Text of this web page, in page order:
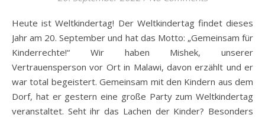
Heute ist Weltkindertag! Der Weltkindertag findet dieses
Jahr am 20. September und hat das Motto: „Gemeinsam für
Kinderrechte!“ Wir haben Mishek, unserer
Vertrauensperson vor Ort in Malawi, davon erzählt und er
war total begeistert. Gemeinsam mit den Kindern aus dem
Dorf, hat er gestern eine große Party zum Weltkindertag
veranstaltet. Seht ihr das Lachen der Kinder? Besonders